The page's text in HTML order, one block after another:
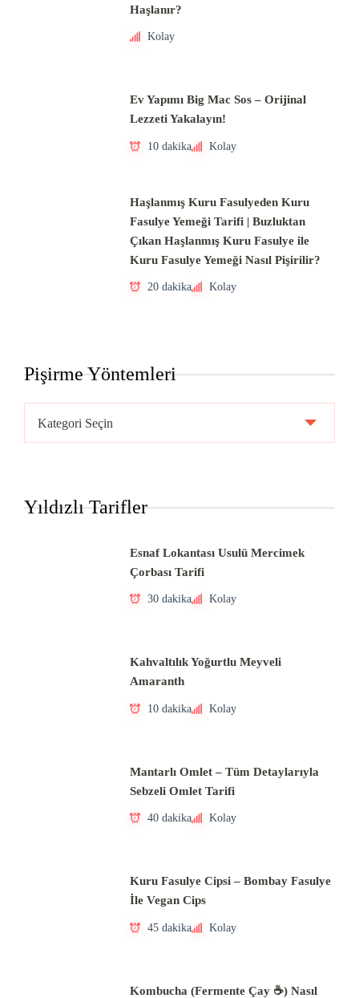
Haşlanır?
Kolay
Ev Yapımı Big Mac Sos – Orijinal
Lezzeti Yakalayın!
10 dakika Kolay
Haşlanmış Kuru Fasulyeden Kuru
Fasulye Yemeği Tarifi | Buzluktan
Çıkan Haşlanmış Kuru Fasulye ile
Kuru Fasulye Yemeği Nasıl Pişirilir?
20 dakika Kolay
Pişirme Yöntemleri
Yöntemleri
Yıldızlı Tarifler
Esnaf Lokantası Usulü Mercimek
Çorbası Tarifi
30 dakika Kolay
Kahvaltılık Yoğurtlu Meyveli
Amaranth
10 dakika Kolay
Mantarlı Omlet – Tüm Detaylarıyla
Sebzeli Omlet Tarifi
40 dakika Kolay
Kuru Fasulye Cipsi – Bombay Fasulye
İle Vegan Cips
45 dakika Kolay
Kombucha (Fermente Çay ☕) Nasıl